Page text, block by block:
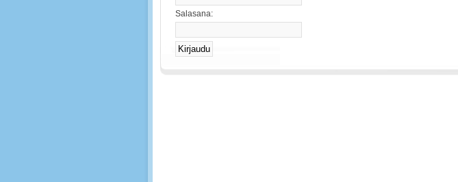
Salasana: